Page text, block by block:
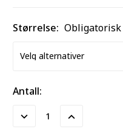
Størrelse: Obligatorisk
Antall:
Reduser
Øk